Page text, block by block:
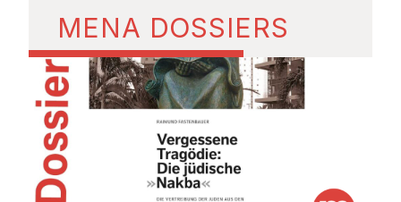
MENA DOSSIERS